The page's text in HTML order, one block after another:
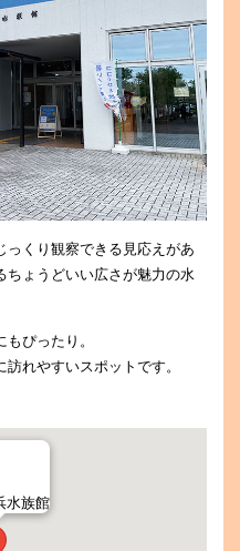
っくり観察できる見応えがあ
ちょうどいい広さが魅力の水
ぴったり。
れやすいスポットです。
水族館